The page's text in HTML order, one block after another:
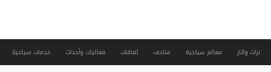
تراث واثار معالم سياحية متاحف ثقافات فعاليات وأحداث خدمات سياحية